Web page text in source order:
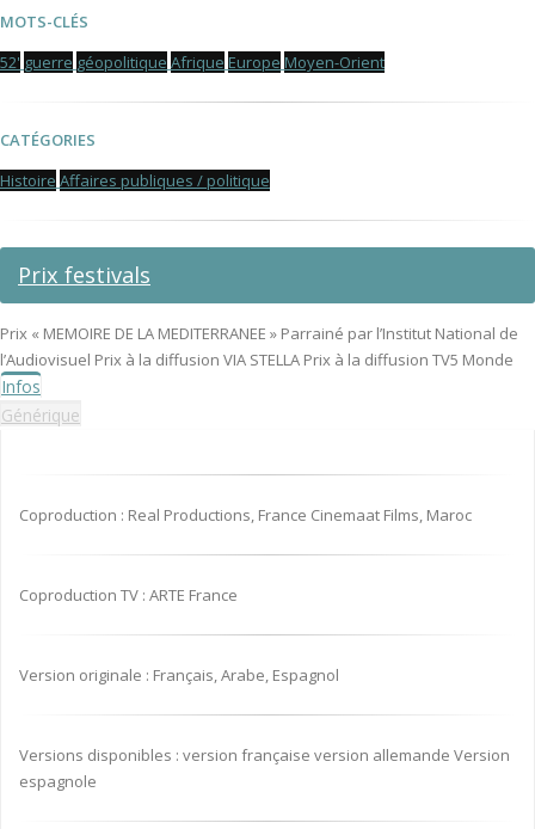
MOTS-CLÉS
52' guerre géopolitique Afrique Europe Moyen-Orient
CATÉGORIES
Histoire Affaires publiques / politique
Prix festivals
Prix « MEMOIRE DE LA MEDITERRANEE » Parrainé par l’Institut National de
l’Audiovisuel Prix à la diffusion VIA STELLA Prix à la diffusion TV5 Monde
Infos
Générique
Coproduction : Real Productions, France Cinemaat Films, Maroc
Coproduction TV : ARTE France
Version originale : Français, Arabe, Espagnol
Versions disponibles : version française version allemande Version
espagnole